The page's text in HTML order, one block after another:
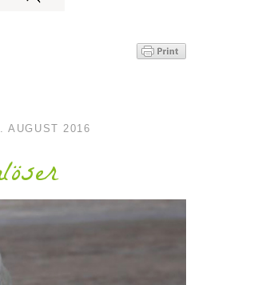
AUGUST 2016